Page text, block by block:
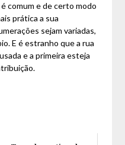
comum e de certo modo
prática a sua
sejam variadas,
E é estranho que a rua
e a primeira esteja